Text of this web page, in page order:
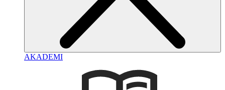
AKADEMI